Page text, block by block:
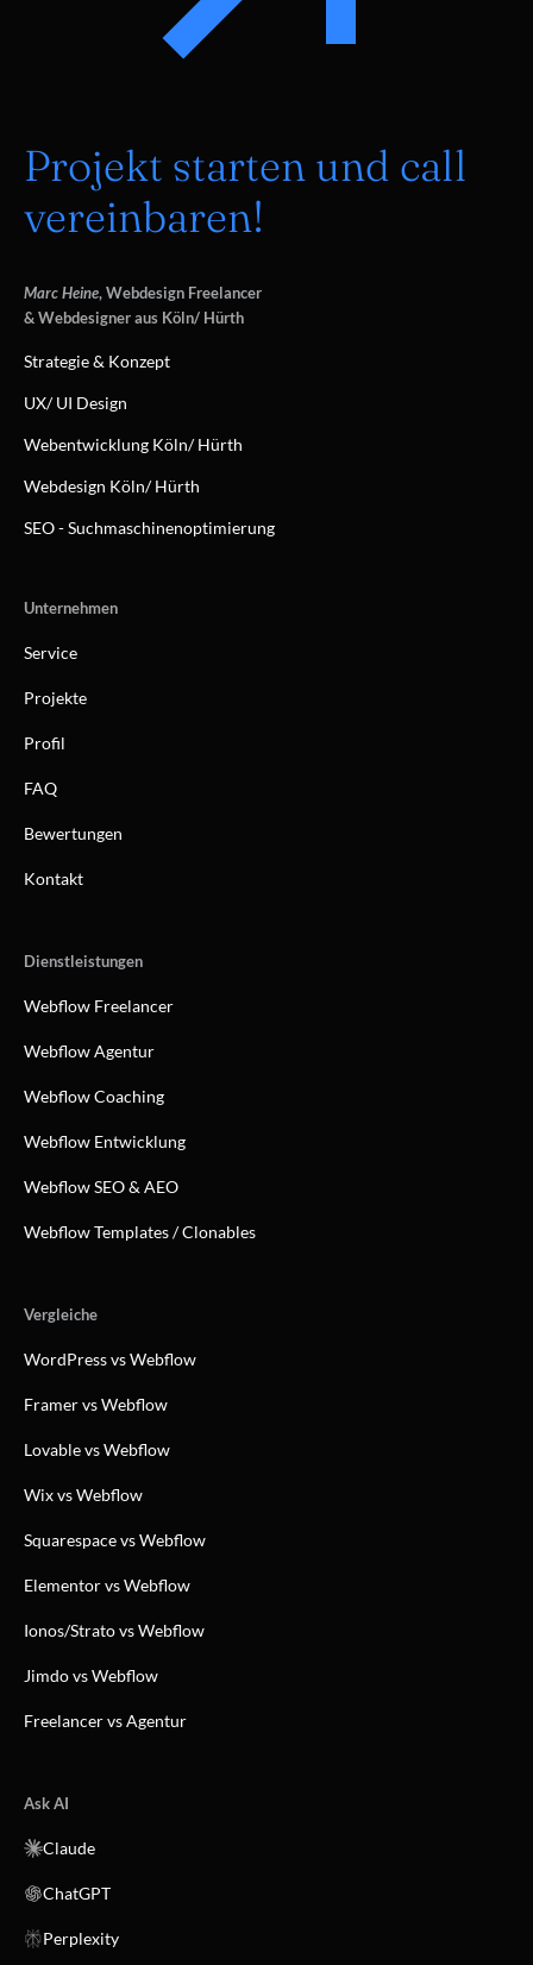
Projekt starten und call
vereinbaren!
Marc Heine, Webdesign Freelancer
& Webdesigner aus Köln/ Hürth
Strategie & Konzept
UX/ UI Design
Webentwicklung Köln/ Hürth
Webdesign Köln/ Hürth
SEO - Suchmaschinenoptimierung
Unternehmen
Service
Projekte
Profil
FAQ
Bewertungen
Kontakt
Dienstleistungen
Webflow Freelancer
Webflow Agentur
Webflow Coaching
Webflow Entwicklung
Webflow SEO & AEO
Webflow Templates / Clonables
Vergleiche
WordPress vs Webflow
Framer vs Webflow
Lovable vs Webflow
Wix vs Webflow
Squarespace vs Webflow
Elementor vs Webflow
Ionos/Strato vs Webflow
Jimdo vs Webflow
Freelancer vs Agentur
Ask AI
Claude
ChatGPT
Perplexity